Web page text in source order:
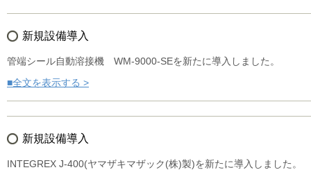
新規設備導入
管端シール自動溶接機 WM-9000-SEを新たに導入しました。
■全文を表示する >
新規設備導入
INTEGREX J-400(ヤマザキマザック(株)製)を新たに導入しました。